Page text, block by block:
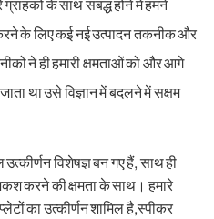
के लिए कई नई उत्पादन तकनीक और
ने ही हमारी क्षमताओं को और आगे
था उसे विज्ञान में बदलने में सक्षम
विशेषज्ञ बन गए हैं, साथ ही
करने की क्षमता के साथ। हमारे
का उत्कीर्णन शामिल है,स्पीकर